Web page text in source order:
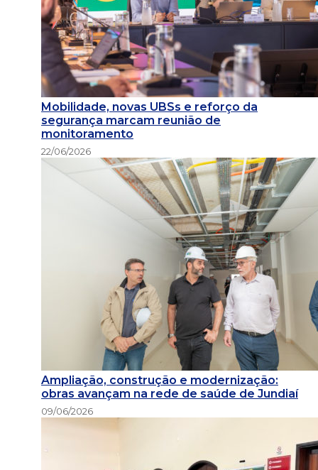
Mobilidade, novas UBSs e reforço da
segurança marcam reunião de
monitoramento
22/06/2026
Ampliação, construção e modernização:
obras avançam na rede de saúde de Jundiaí
09/06/2026